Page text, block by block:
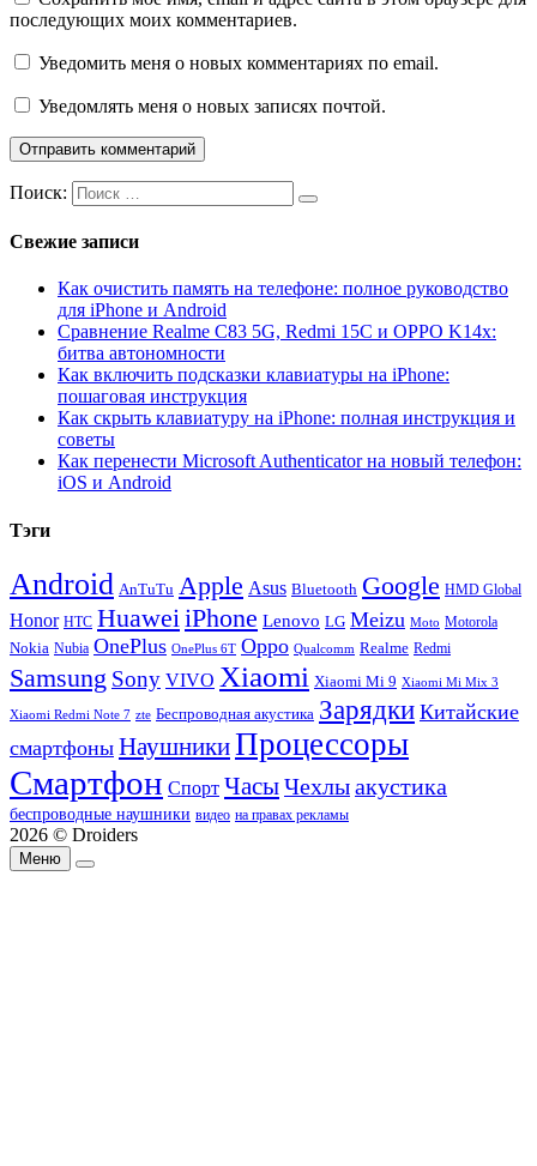
последующих моих комментариев.
Уведомить меня о новых комментариях по email.
Уведомлять меня о новых записях почтой.
Поиск:
Свежие записи
Как очистить память на телефоне: полное руководство
для iPhone и Android
Сравнение Realme C83 5G, Redmi 15C и OPPO K14x:
битва автономности
Как включить подсказки клавиатуры на iPhone:
пошаговая инструкция
Как скрыть клавиатуру на iPhone: полная инструкция и
советы
Как перенести Microsoft Authenticator на новый телефон:
iOS и Android
Тэги
Android AnTuTu Apple Asus Bluetooth Google HMD Global
Honor HTC Huawei iPhone Lenovo LG Meizu Moto Motorola
Nokia Nubia OnePlus OnePlus 6T Oppo Qualcomm Realme Redmi
Samsung Sony VIVO Xiaomi Xiaomi Mi 9 Xiaomi Mi Mix 3
Xiaomi Redmi Note 7 zte Беспроводная акустика Зарядки Китайские
смартфоны НаушникиПроцессоры
Смартфон Спорт ЧасыЧехлыакустика
беспроводные наушники видео на правах рекламы
2026 © Droiders
Меню